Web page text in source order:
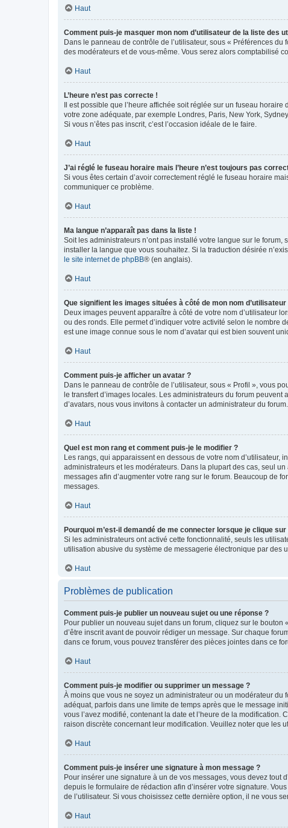
Haut
Comment puis-je masquer mon nom d’utilisateur de la liste des
Dans le panneau de contrôle de l’utilisateur, sous « Préférences
des modérateurs et de vous-même. Vous serez alors comptabilisé
Haut
L’heure n’est pas correcte !
Il est possible que l’heure affichée soit réglée sur un fuseau
votre zone adéquate, par exemple Londres, Paris, New York,
Si vous n’êtes pas inscrit, c’est l’occasion idéale de le faire.
Haut
J’ai réglé le fuseau horaire mais l’heure n’est toujours pas
Si vous êtes certain d’avoir correctement réglé le fuseau horaire
communiquer ce problème.
Haut
Ma langue n’apparaît pas dans la liste !
Soit les administrateurs n’ont pas installé votre langue sur le
installer la langue que vous souhaitez. Si la traduction désirée
le site internet de phpBB® (en anglais).
Haut
Que signifient les images situées à côté de mon nom d’utilisateur
Deux images peuvent apparaître à côté de votre nom d’utilisateur
ou des ronds. Elle permet d’indiquer votre activité selon le nombre
est une image connue sous le nom d’avatar qui est bien souvent
Haut
Comment puis-je afficher un avatar ?
Dans le panneau de contrôle de l’utilisateur, sous « Profil », vous
le transfert d’images locales. Les administrateurs du forum
d’avatars, nous vous invitons à contacter un administrateur du forum.
Haut
Quel est mon rang et comment puis-je le modifier ?
Les rangs, qui apparaissent en dessous de votre nom
administrateurs et les modérateurs. Dans la plupart des cas, seul
messages afin d’augmenter votre rang sur le forum. Beaucoup de
messages.
Haut
Pourquoi m’est-il demandé de me connecter lorsque je clique
Si les administrateurs ont activé cette fonctionnalité, seuls les
utilisation abusive du système de messagerie électronique par des
Haut
Problèmes de publication
Comment puis-je publier un nouveau sujet ou une réponse ?
Pour publier un nouveau sujet dans un forum, cliquez sur le
d’être inscrit avant de pouvoir rédiger un message. Sur chaque
dans ce forum, vous pouvez transférer des pièces jointes dans ce
Haut
Comment puis-je modifier ou supprimer un message ?
À moins que vous ne soyez un administrateur ou un modérateur
adéquat, parfois dans une limite de temps après que le message
vous l’avez modifié, contenant la date et l’heure de la modification.
raison discrète concernant leur modification. Veuillez noter que les
Haut
Comment puis-je insérer une signature à mon message ?
Pour insérer une signature à un de vos messages, vous devez tout
depuis le formulaire de rédaction afin d’insérer votre signature.
de l’utilisateur. Si vous choisissez cette dernière option, il ne vous
Haut